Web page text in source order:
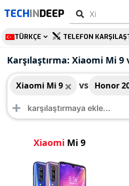
TECHINDEEP
TÜRKÇE TELEFON
Karşılaştırma: Xiaomi Mi 9
Xiaomi Mi 9 vs Honor
Xiaomi Mi 9
Xiaomi Mi 9